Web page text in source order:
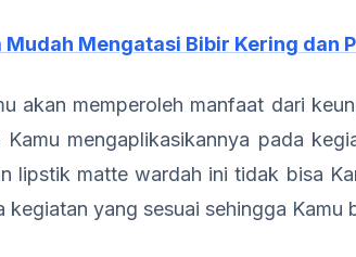
Mudah Mengatasi Bibir Kering dan
akan memperoleh manfaat dari
Kamu mengaplikasikannya pada
lipstik matte wardah ini tidak bisa
kegiatan yang sesuai sehingga Kamu